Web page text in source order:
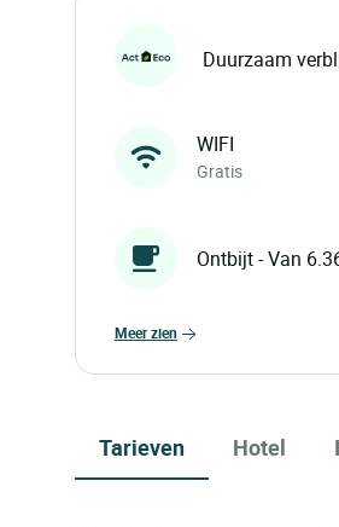
Duurzaam
WIFI
Gratis
Ontbijt - Van
meer zien
Tarieven Hotel